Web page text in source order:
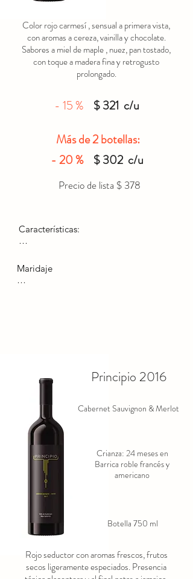
Color rojo carmesí , sensual a primera vista,
con aromas a cereza, vainilla y chocolate.
Sabores a miel de maple , nuez, pan tostado,
con toque a madera fina y retrogusto
prolongado.
- 15 %
$ 321 c/u
Más de 2 botellas:
- 20 %
$ 302 c/u
Precio de lista $ 378
Características:
Alcohol: 13.85%
tabaco.
Maridaje
Principio 2016
Cabernet Sauvignon & Merlot
Botella 750 ml
Rojo seductor con aromas frescos, frutos
secos ligeramente especiados. Presencia
Crianza: 24 meses en
Barrica roble francés y
americano